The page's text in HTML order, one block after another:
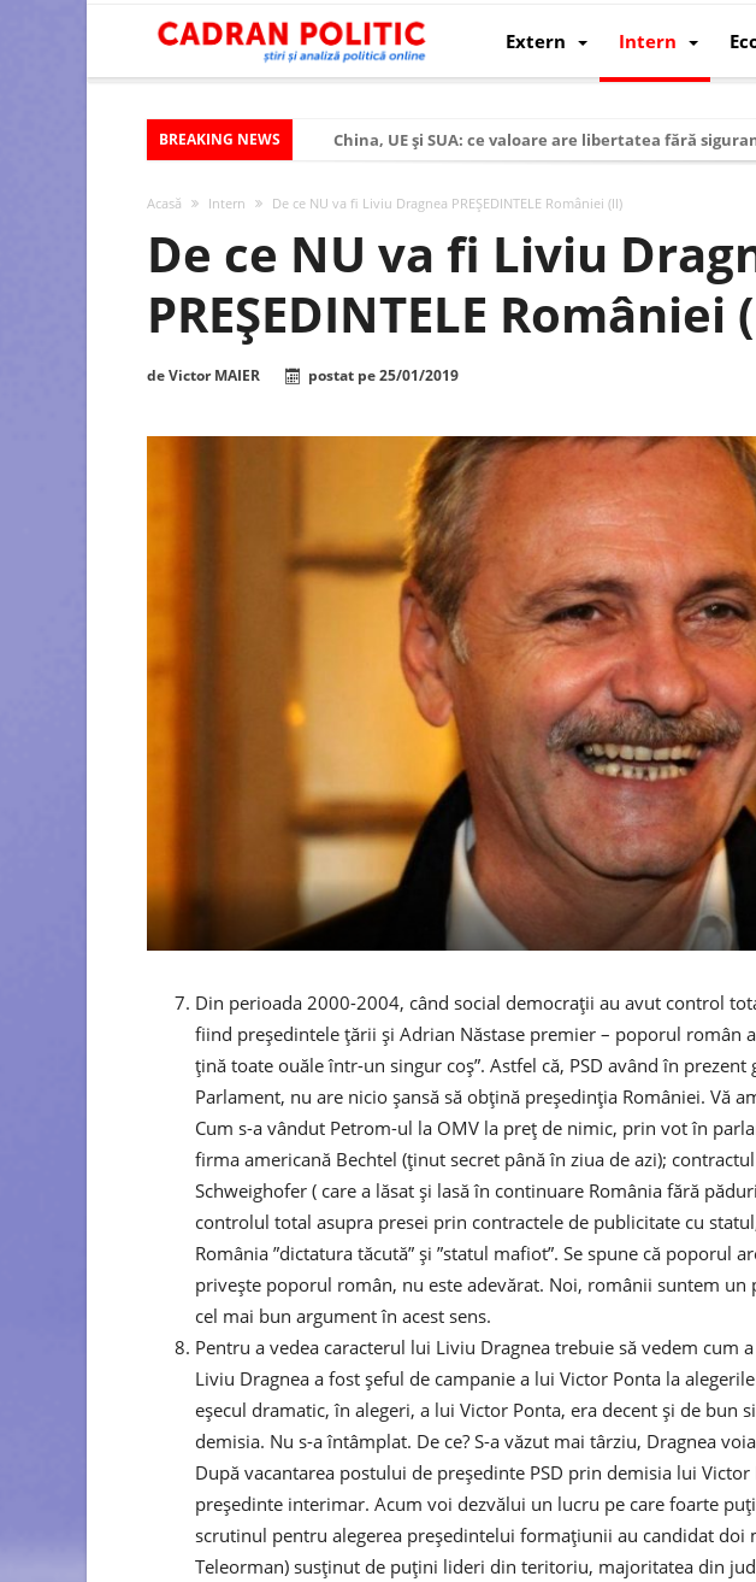
Extern Intern
BREAKING NEWS
China, UE și SUA: ce valoare are libertatea fără
Modelul economic al Chinei: cum a devenit atelierul
Modelul economic al Rusiei: de ce rezistă?
Occidentul obosit și Estul care revine: o realitate pe
Viitorul României în Uniunea Europeană. Ce ne
Controlul minții prin nanoparticule
Huawei dezvoltă un nou cip AI pentru a înlocui Nvidia
Acasă Intern De ce NU va fi Liviu Dragnea PREȘEDINTELE României (II)
De ce NU va fi Liviu
PREȘEDINTELE României
deVictor MAIER postat pe25/01/2019
Din perioada 2000-2004, când social democrații au avut control
fiind președintele țării și Adrian Năstase premier – poporul român
țină toate ouăle într-un singur coș”. Astfel că, PSD având în
Parlament, nu are nicio șansă să obțină președinția României. Vă
Cum s-a vândut Petrom-ul la OMV la preț de nimic, prin vot în
firma americană Bechtel (ținut secret până în ziua de azi);
Schweighofer ( care a lăsat și lasă în continuare România fără
controlul total asupra presei prin contractele de publicitate cu
România ”dictatura tăcută” și ”statul mafiot”. Se spune că poporul
privește poporul român, nu este adevărat. Noi, românii suntem
cel mai bun argument în acest sens.
Pentru a vedea caracterul lui Liviu Dragnea trebuie să vedem cum
Liviu Dragnea a fost șeful de campanie a lui Victor Ponta la
eșecul dramatic, în alegeri, a lui Victor Ponta, era decent și de bun
demisia. Nu s-a întâmplat. De ce? S-a văzut mai târziu, Dragnea
După vacantarea postului de președinte PSD prin demisia lui
președinte interimar. Acum voi dezvălui un lucru pe care foarte
scrutinul pentru alegerea președintelui formațiunii au candidat doi
Teleorman) susținut de puțini lideri din teritoriu, majoritatea din